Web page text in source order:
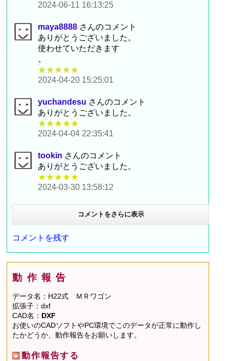
2024-06-11 16:13:25
maya8888 さんのコメント
ありがとうございました。
使わせていただきます
。
★★★★★
2024-04-20 15:25:01
yuchandesu さんのコメント
ありがとうございました。
★★★★★
2024-04-04 22:35:41
tookin さんのコメント
ありがとうございました。
★★★★★
2024-03-30 13:58:12
コメントをさらに表示
コメントを残す
動作報告
データ名：H22式 ＭＲワゴン
拡張子：dxf
CAD名： DXF
お使いのCADソフトやPC環境でこのデータが正常に動作し
たかどうか、動作報告をお願いします。
動作報告する